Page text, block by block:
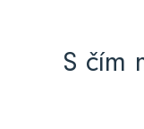
S čím